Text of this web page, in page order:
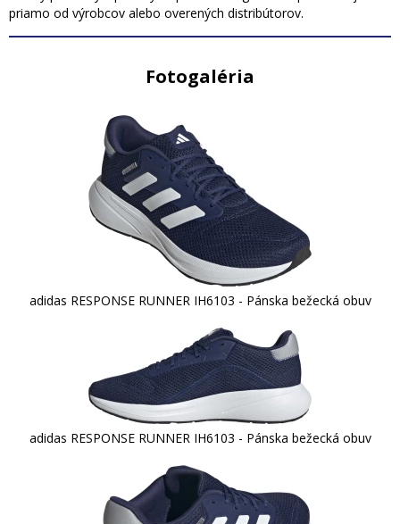
priamo od výrobcov alebo overených distribútorov.
Fotogaléria
adidas RESPONSE RUNNER IH6103 - Pánska bežecká obuv
adidas RESPONSE RUNNER IH6103 - Pánska bežecká obuv